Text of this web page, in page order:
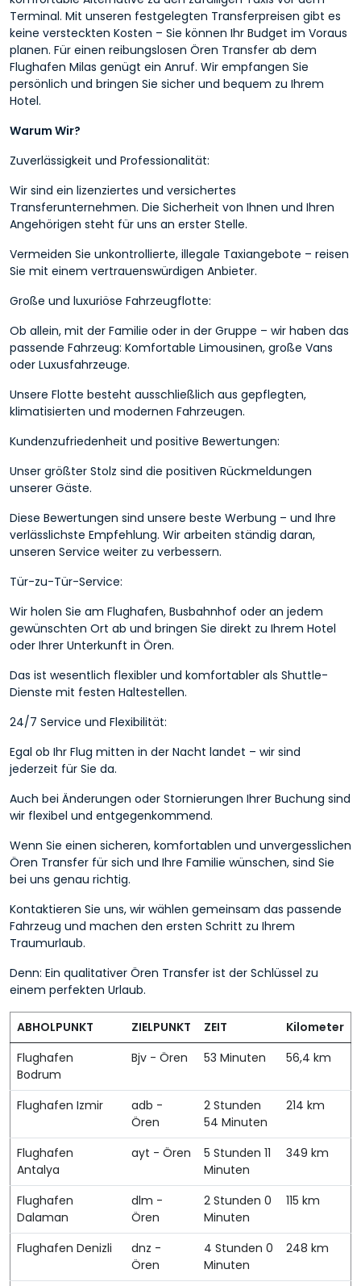
Terminal. Mit unseren festgelegten Transferpreisen gibt es
keine versteckten Kosten – Sie können Ihr Budget im Voraus
planen. Für einen reibungslosen Ören Transfer ab dem
Flughafen Milas genügt ein Anruf. Wir empfangen Sie
persönlich und bringen Sie sicher und bequem zu Ihrem
Hotel.
Warum Wir?
Zuverlässigkeit und Professionalität:
Wir sind ein lizenziertes und versichertes
Transferunternehmen. Die Sicherheit von Ihnen und Ihren
Angehörigen steht für uns an erster Stelle.
Vermeiden Sie unkontrollierte, illegale Taxiangebote – reisen
Sie mit einem vertrauenswürdigen Anbieter.
Große und luxuriöse Fahrzeugflotte:
Ob allein, mit der Familie oder in der Gruppe – wir haben das
passende Fahrzeug: Komfortable Limousinen, große Vans
oder Luxusfahrzeuge.
Unsere Flotte besteht ausschließlich aus gepflegten,
klimatisierten und modernen Fahrzeugen.
Kundenzufriedenheit und positive Bewertungen:
Unser größter Stolz sind die positiven Rückmeldungen
unserer Gäste.
Diese Bewertungen sind unsere beste Werbung – und Ihre
verlässlichste Empfehlung. Wir arbeiten ständig daran,
unseren Service weiter zu verbessern.
Tür-zu-Tür-Service:
Wir holen Sie am Flughafen, Busbahnhof oder an jedem
gewünschten Ort ab und bringen Sie direkt zu Ihrem Hotel
oder Ihrer Unterkunft in Ören.
Das ist wesentlich flexibler und komfortabler als Shuttle-
Dienste mit festen Haltestellen.
24/7 Service und Flexibilität:
Egal ob Ihr Flug mitten in der Nacht landet – wir sind
jederzeit für Sie da.
Auch bei Änderungen oder Stornierungen Ihrer Buchung sind
wir flexibel und entgegenkommend.
Wenn Sie einen sicheren, komfortablen und unvergesslichen
Ören Transfer für sich und Ihre Familie wünschen, sind Sie
bei uns genau richtig.
Kontaktieren Sie uns, wir wählen gemeinsam das passende
Fahrzeug und machen den ersten Schritt zu Ihrem
Traumurlaub.
Denn: Ein qualitativer Ören Transfer ist der Schlüssel zu
einem perfekten Urlaub.
ABHOLPUNKT ZIELPUNKT ZEIT
Kilometer
Flughafen
Bodrum
Bjv - Ören 53 Minuten 56,4 km
Flughafen Izmir
adb -
Ören
2 Stunden
54 Minuten
214 km
Flughafen
Antalya
ayt - Ören
5 Stunden 11
Minuten
349 km
Flughafen
Dalaman
dlm -
Ören
2 Stunden 0
Minuten
115 km
Flughafen Denizli
dnz -
Ören
4 Stunden 0
Minuten
248 km